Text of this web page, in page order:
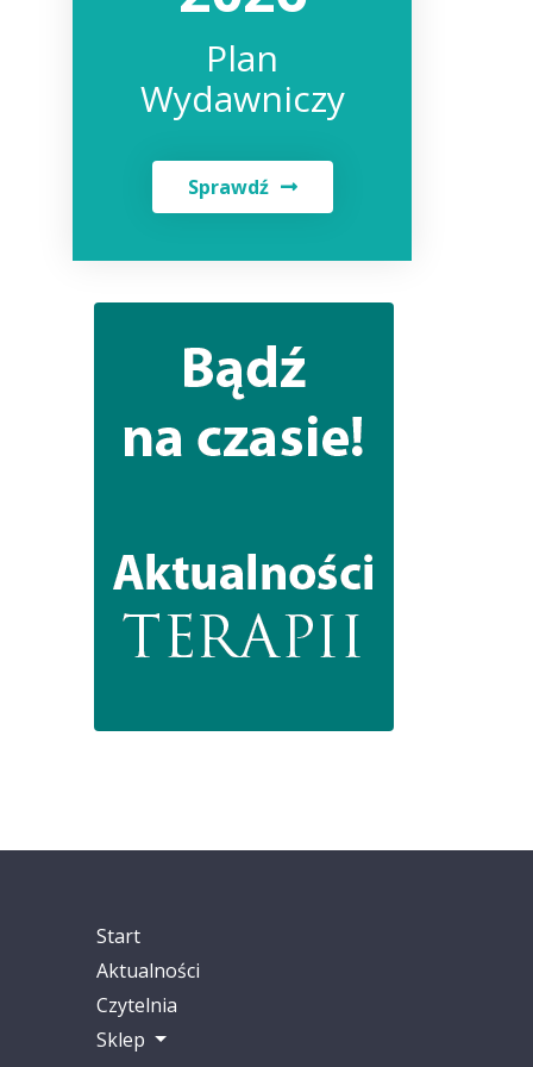
Plan
Wydawniczy
Sprawdź
Start
Aktualności
Czytelnia
Sklep